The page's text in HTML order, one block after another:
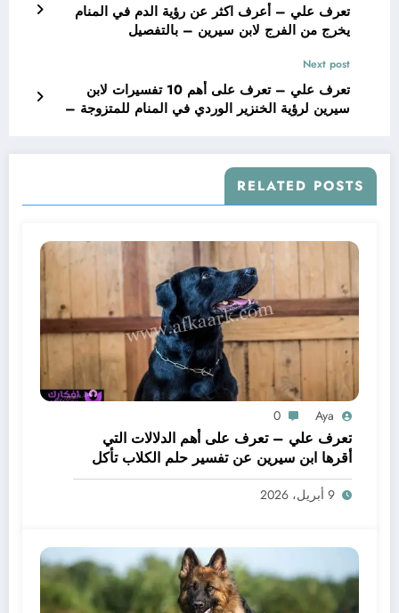
تعرف علي – أعرف اكثر عن رؤية الدم في المنام
يخرج من الفرج لابن سيرين – بالتفصيل
Next post
تعرف علي – تعرف على أهم 10 تفسيرات لابن
سيرين لرؤية الخنزير الوردي في المنام للمتزوجة –
RELATED POSTS
Aya
0
تعرف علي – تعرف على أهم الدلالات التي
أقرها ابن سيرين عن تفسير حلم الكلاب تأكل
لحم – بالتفصيل
9 أبريل، 2026